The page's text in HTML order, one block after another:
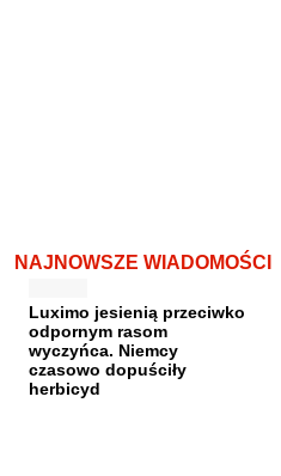
NAJNOWSZE WIADOMOŚCI
Luximo jesienią przeciwko
odpornym rasom
wyczyńca. Niemcy
czasowo dopuściły
herbicyd